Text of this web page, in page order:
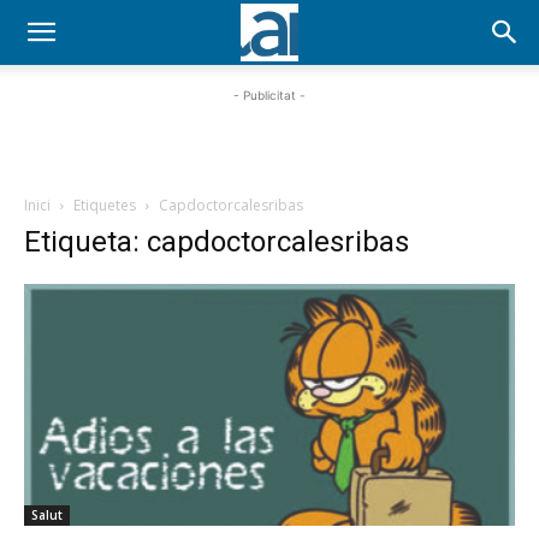
- Publicitat -
Inici Etiquetes Capdoctorcalesribas
Etiqueta: capdoctorcalesribas
Salut